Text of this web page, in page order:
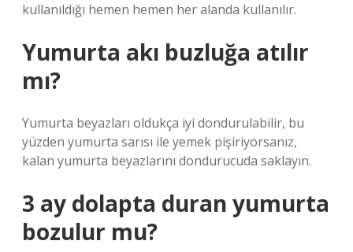
kullanıldığı hemen hemen her alanda kullanılır.
Yumurta akı buzluğa atılır
mı?
Yumurta beyazları oldukça iyi dondurulabilir, bu
yüzden yumurta sarısı ile yemek pişiriyorsanız,
kalan yumurta beyazlarını dondurucuda saklayın.
3 ay dolapta duran yumurta
bozulur mu?